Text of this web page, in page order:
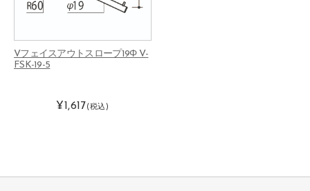
Vフェイスアウトスロープ19Φ V-
FSK-19-5
¥1,617(税込)